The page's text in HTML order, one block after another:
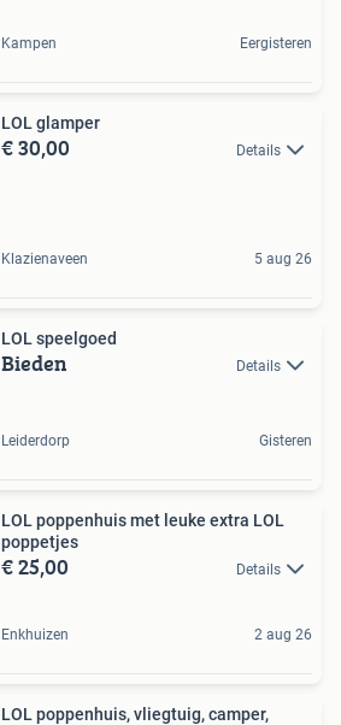
Kampen Eergisteren
LOL glamper
€ 30,00 Details
Klazienaveen 5 aug 26
LOL speelgoed
Bieden Details
Leiderdorp Gisteren
LOL poppenhuis met leuke extra LOL
poppetjes
€ 25,00 Details
Enkhuizen 2 aug 26
LOL poppenhuis, vliegtuig, camper,